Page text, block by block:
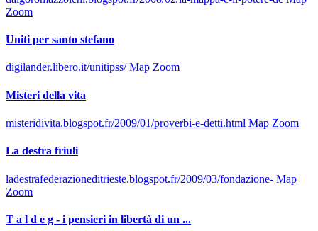
Zoom
Uniti per santo stefano
digilander.libero.it/unitipss/ Map Zoom
Misteri della vita
misteridivita.blogspot.fr/2009/01/proverbi-e-detti.html Map Zoom
La destra friuli
ladestrafederazioneditrieste.blogspot.fr/2009/03/fondazione- Map
Zoom
T a l d e g - i pensieri in libertà di un ...